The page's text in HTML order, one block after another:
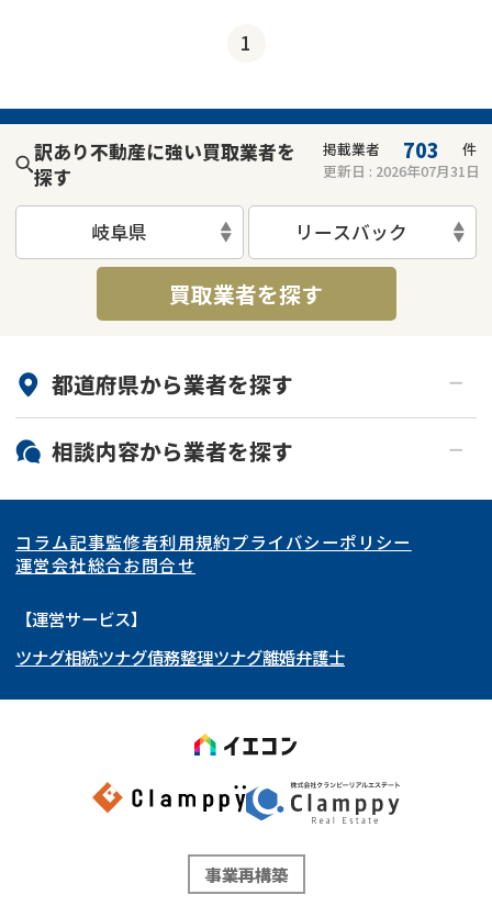
1
訳あり不動産に強い買取業者を
探す
掲載業者 703
件
更新日 : 2026年07月31日
岐阜県 リースバック
買取業者を探す
都道府県から業者を探す
北海道・東北
北海道 青森県
岩手県 宮城県
秋田県
福島県
関東
東京都 神奈川県
埼玉県
茨城県 群馬県
東海
愛知県
岐阜県 山梨県
関西
大阪府 京都府
和歌山県
北陸・甲信越
富山県
岡山県
徳島県
九州・沖縄
熊本県
相談内容から業者を探す
再建築不可
底地
ゴミ屋敷
リースバック
コラム記事監修者利用規約プライバシーポリシー
運営会社総合お問合せ
【運営サービス】
ツナグ相続ツナグ債務整理ツナグ離婚弁護士
事業再構築